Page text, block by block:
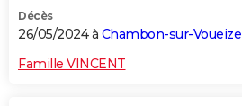
Décès
26/05/2024 à Chambon-sur-Voueize
Famille VINCENT